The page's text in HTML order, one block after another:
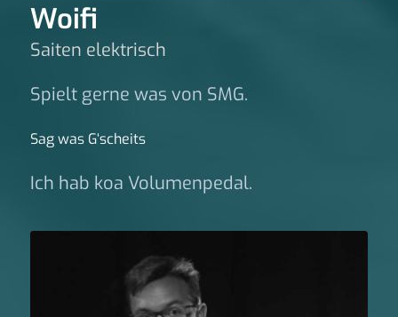
Woifi
Saiten elektrisch
Spielt gerne was von SMG.
Sag was G‘scheits
Ich hab koa Volumenpedal.